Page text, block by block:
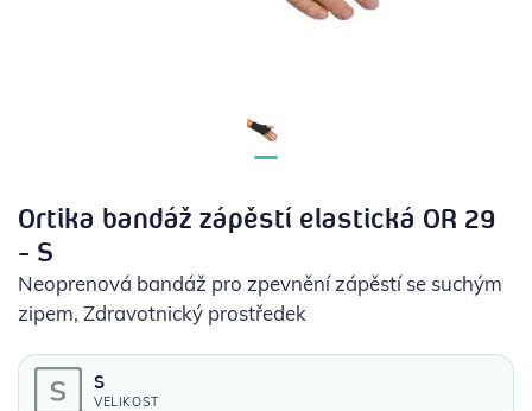
OCHRANNÉ POMŮCKY
Ortika bandáž zápěstí elastická OR 29
- S
Neoprenová bandáž pro zpevnění zápěstí se suchým
zipem, Zdravotnický prostředek
S
VELIKOST